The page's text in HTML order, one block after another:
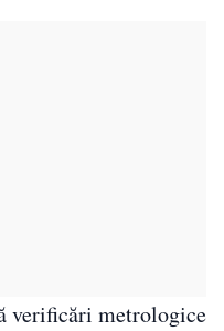
verificări metrologice